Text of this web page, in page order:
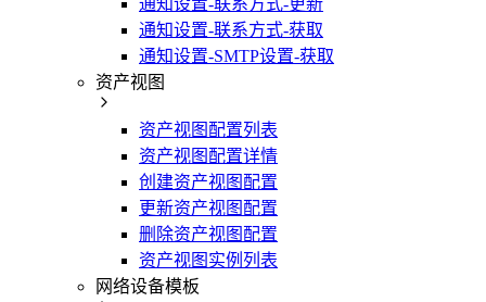
通知设置-联系方式-获取
通知设置-SMTP设置-获取
资产视图
资产视图配置列表
资产视图配置详情
创建资产视图配置
更新资产视图配置
删除资产视图配置
资产视图实例列表
网络设备模板